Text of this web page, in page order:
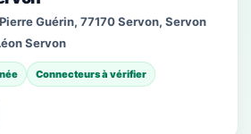
Guérin, 77170 Servon, Servon
Servon
Connecteurs à vérifier